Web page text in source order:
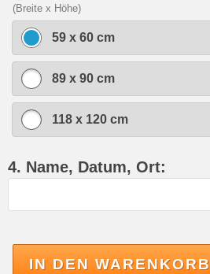
(Breite x Höhe)
59 x 60 cm
89 x 90 cm
118 x 120 cm
4. Name, Datum, Ort:
IN DEN WARENKORB